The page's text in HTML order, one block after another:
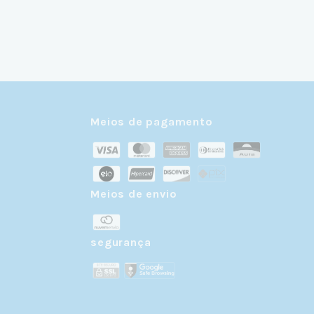
Meios de pagamento
Meios de envio
segurança